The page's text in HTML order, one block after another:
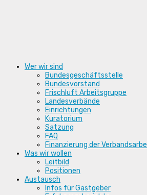
Wer wir sind
Bundesgeschäftsstelle
Bundesvorstand
Frischluft Arbeitsgruppe
Landesverbände
Einrichtungen
Kuratorium
Satzung
FAQ
Finanzierung der
Was wir wollen
Leitbild
Positionen
Austausch
Infos für Gastgeber